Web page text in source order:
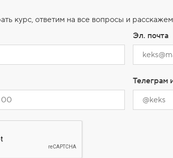
курс, ответим на все вопросы и
Эл. почта
Телеграм